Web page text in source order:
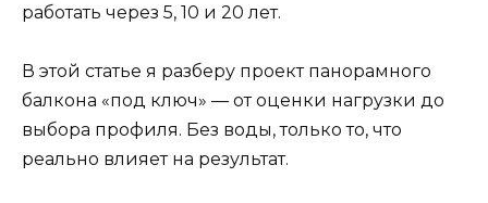
работать через 5, 10 и 20 лет.
В этой статье я разберу проект панорамного
балкона «под ключ» — от оценки нагрузки до
выбора профиля. Без воды, только то, что
реально влияет на результат.